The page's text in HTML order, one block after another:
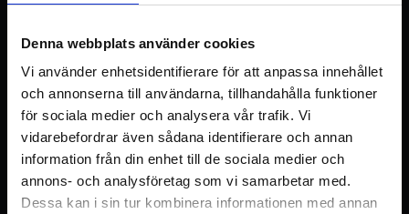
Denna webbplats använder cookies
Vi använder enhetsidentifierare för att anpassa innehållet
och annonserna till användarna, tillhandahålla funktioner
för sociala medier och analysera vår trafik. Vi
vidarebefordrar även sådana identifierare och annan
information från din enhet till de sociala medier och
annons- och analysföretag som vi samarbetar med.
Dessa kan i sin tur kombinera informationen med annan
Logga in / Registrera konto